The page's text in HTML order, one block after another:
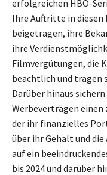
erfolgreichen HBO-
Ihre Auftritte in
beigetragen, ihre
ihre
Filmvergütungen, die
beachtlich und tragen
Darüber hinaus
Werbeverträgen
der ihr finanzielles
über ihr Gehalt und
auf ein
bis 2024 und darüber